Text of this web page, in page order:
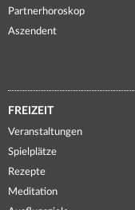
Partnerhoroskop
Aszendent
FREIZEIT
Veranstaltungen
Spielplätze
Rezepte
Meditation